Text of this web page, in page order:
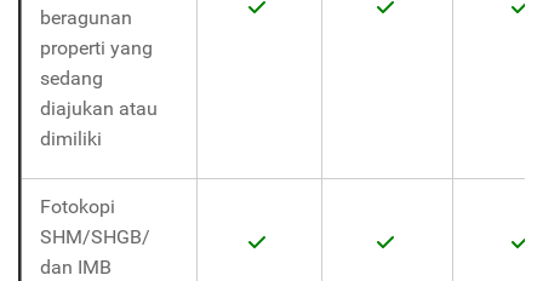
beragunan
properti yang
sedang
diajukan atau
dimiliki
Fotokopi
SHM/SHGB/
dan IMB